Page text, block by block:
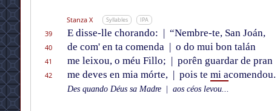
Stanza X Syllables IPA
39 E disse-lle chorando: | “Nembre-te, San Joán,
40
de com' en ta comenda | o do mui bon talán
41
me leixou, o méu Fillo; | porên guardar de pran
42
me deves en mia mórte, | pois te mi acomendou.
Des quando Déus sa Madre
aos céos levou...